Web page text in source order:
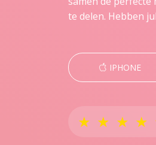
te delen. Hebben
IPHONE
★ ★ ★ ★